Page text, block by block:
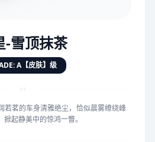
-雪顶抹茶
A【皮肤】级
“
若茗的车身清雅绝尘，恰似晨雾缭绕峰
起静美中的惊鸿一瞥。
★★★★★
5.0分